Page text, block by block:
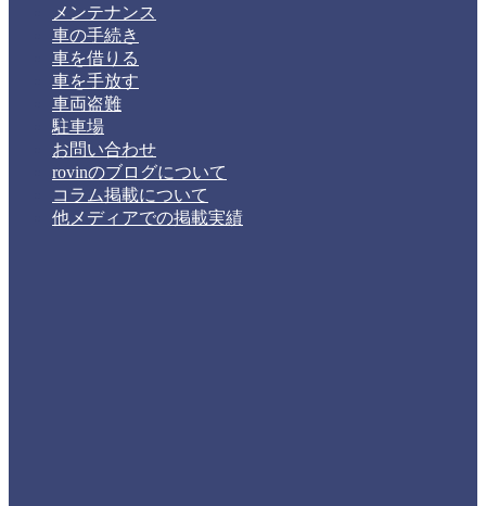
メンテナンス
車の手続き
車を借りる
車を手放す
車両盗難
駐車場
お問い合わせ
rovinのブログについて
コラム掲載について
他メディアでの掲載実績